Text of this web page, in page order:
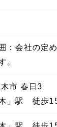
：会社の定
。
市 春日3
木」駅 徒歩